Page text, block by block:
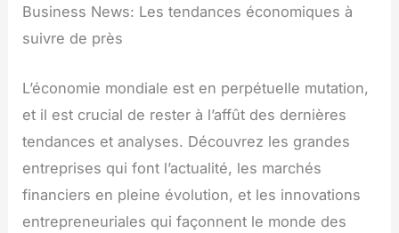
Business News: Les tendances économiques à
suivre de près
L’économie mondiale est en perpétuelle mutation,
et il est crucial de rester à l’affût des dernières
tendances et analyses. Découvrez les grandes
entreprises qui font l’actualité, les marchés
financiers en pleine évolution, et les innovations
entrepreneuriales qui façonnent le monde des